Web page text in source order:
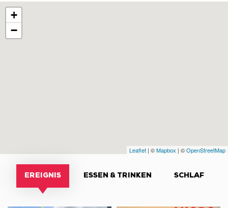
+
−
Leaflet | ©Mapbox | ©OpenStreetMap
EREIGNIS ESSEN & TRINKEN SCHLAF